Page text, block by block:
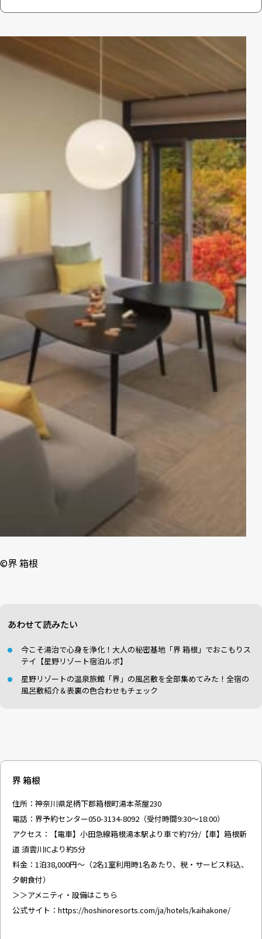
©界 箱根
あわせて読みたい
今こそ湯治で心身を浄化！大人の秘密基地「界 箱根」でおこもりス
テイ【星野リゾート宿泊ルポ】
星野リゾートの温泉旅館「界」の風呂敷を全部集めてみた！全宿の
風呂敷紹介＆表裏の色合わせもチェック
界 箱根
住所：神奈川県足柄下郡箱根町湯本茶屋230
電話：界予約センター050-3134-8092（受付時間9:30～18:00）
アクセス：【電車】小田急線箱根湯本駅より車で約7分/【車】箱根新
道 須雲川ICより約5分
料金：1泊38,000円～（2名1室利用時1名あたり、税・サービス料込、
夕朝食付）
＞＞アメニティ・設備はこちら
公式サイト： https://hoshinoresorts.com/ja/hotels/kaihakone/